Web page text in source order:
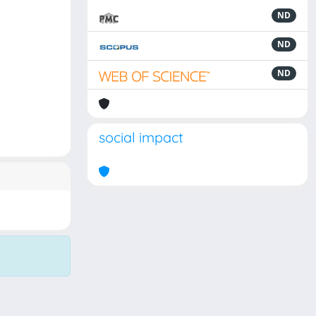
ND
ND
ND
social impact